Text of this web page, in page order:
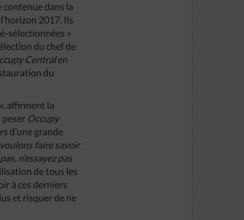
contenue dans la
2017. Ils
sélectionnées »
du chef de
Centralen
du
, affirment la
peser Occupy
d’une grande
faire savoir
n’essayez pas
de tous les
à ces derniers
et risquer de ne